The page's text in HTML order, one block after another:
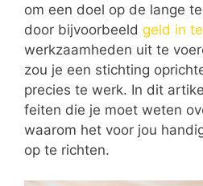
om een doel op de lange
door bijvoorbeeld geld in
werkzaamheden uit te
zou je een stichting
precies te werk. In dit
feiten die je moet weten
waarom het voor jou
op te richten.